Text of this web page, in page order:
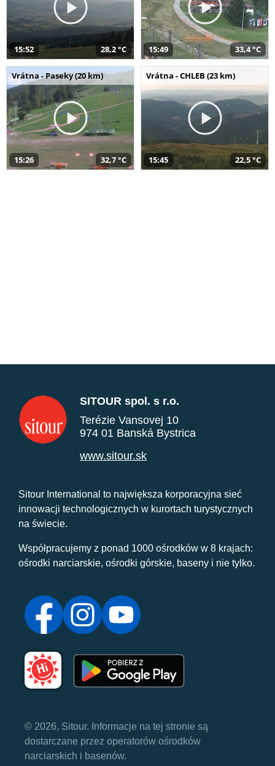
15:52 28,2 °C 15:49 33,4 °C
Vrátna - Paseky (20 km)
15:26 32,7 °C
Vrátna - CHLEB (23 km)
15:45 22,5 °C
SITOUR spol. s r.o.
Terézie Vansovej 10
974 01 Banská Bystrica
www.sitour.sk
Sitour International to największa korporacyjna sieć
innowacji technologicznych w kurortach turystycznych
na świecie.
Współpracujemy z ponad 1000 ośrodków w 8 krajach:
ośrodki narciarskie, ośrodki górskie, baseny i nie tylko.
© 2026, Sitour. Informacje na tej stronie są
dostarczane przez operatorów ośrodków
narciarskich i basenów.